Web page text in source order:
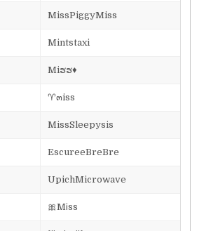
MissPiggyMiss
Mintstaxi
Miຮຮ♦️
♈๓iss
MissSleepysis
EscureeBreBre
UpichMicrowave
🎀MᎥss